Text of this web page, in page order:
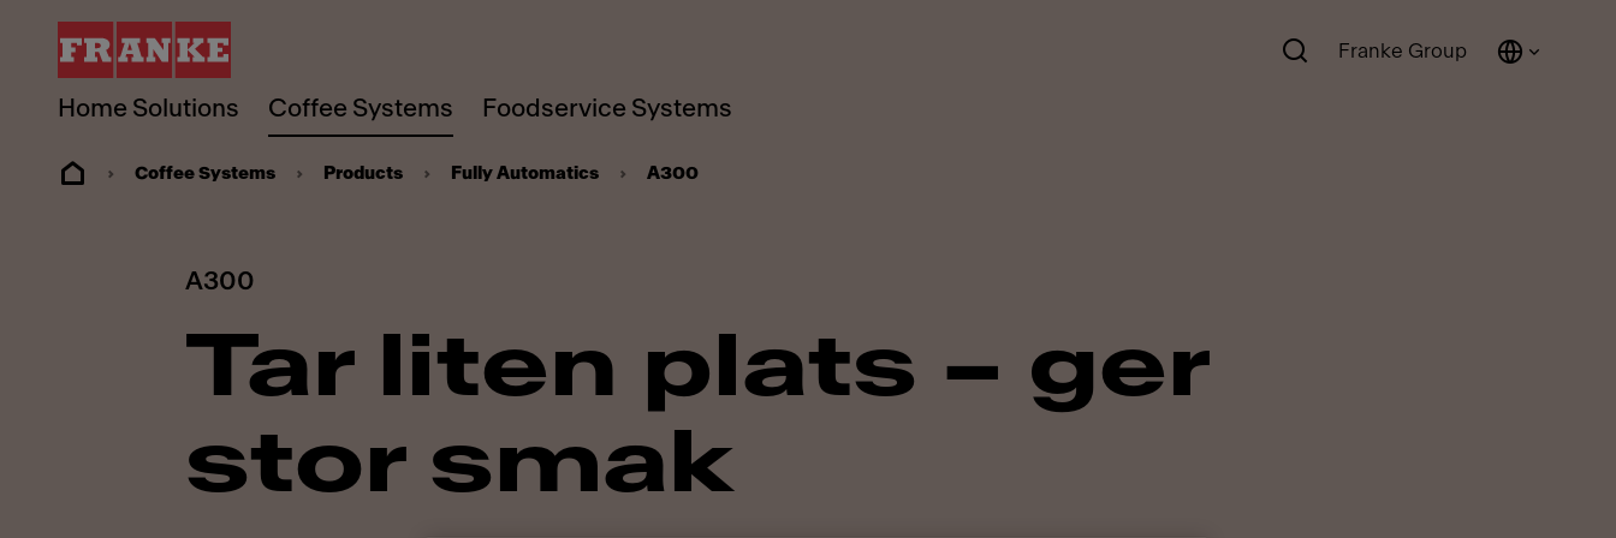
Home Solutions Coffee Systems Foodservice Systems
Franke Group
Coffee Systems Products Fully Automatics A300
A300
Tar liten plats – ger
stor smak